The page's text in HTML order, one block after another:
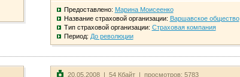
Предоставлено: Марина Моисеенко
Название страховой организации: Варшавское общество
Тип страховой организации: Страховая компания
Период: До революции
20.05.2008 | 54 Кбайт | просмотров: 5783